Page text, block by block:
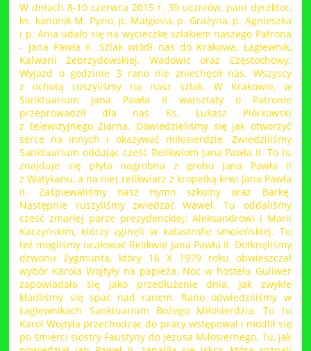
W dniach 8-10 czerwca 2015 r. 39 uczniów, pani dyrektor,
ks. kanonik M. Pyzio, p. Małgosia, p. Grażyna, p. Agnieszka
i p. Ania udało się na wycieczkę szlakiem naszego Patrona
- Jana Pawła II. Szlak wiódł nas do Krakowa, Łagiewnik,
Kalwarii Zebrzydowskiej, Wadowic oraz Częstochowy.
Wyjazd o godzinie 3 rano nie zniechęcił nas. Wszyscy
z ochotą ruszyliśmy na nasz szlak. W Krakowie, w
Sanktuarium Jana Pawła II warsztaty o Patronie
przeprowadził dla nas Ks. Łukasz Piórkowski
z telewizyjnego Ziarna. Dowiedzieliśmy się jak otworzyć
serce na innych i okazywać miłosierdzie. Zwiedziliśmy
Sanktuarium oddając cześć Relikwiom Jana Pawła II. To tu
znajduje się płyta nagrobna z grobu Jana Pawła II
z Watykanu, a na niej relikwiarz z kropelką krwi Jana Pawła
II. Zaśpiewaliśmy nasz Hymn szkolny oraz Barkę.
Następnie ruszyliśmy zwiedzać Wawel. Tu oddaliśmy
cześć zmarłej parze prezydenckiej: Aleksandrowi i Marii
Kaczyńskim, którzy zginęli w katastrofie smoleńskiej. Tu
też mogliśmy ucałować Relikwie Jana Pawła II. Dotknęliśmy
dzwonu Zygmunta, który 16 X 1979 roku obwieszczał
wybór Karola Wojtyły na papieża. Noc w hostelu Guliwer
zapowiadała się jako przedłużenie dnia. Jak zwykle
kładliśmy się spać nad ranem. Rano odwiedziliśmy w
Łagiewnikach Sanktuarium Bożego Miłosierdzia. To tu
Karol Wojtyła przechodząc do pracy wstępował i modlił się
po śmierci siostry Faustyny do Jezusa Miłosiernego. Tu, jak